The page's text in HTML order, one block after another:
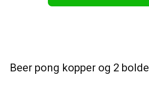
Beer pong kopper og 2 bolde